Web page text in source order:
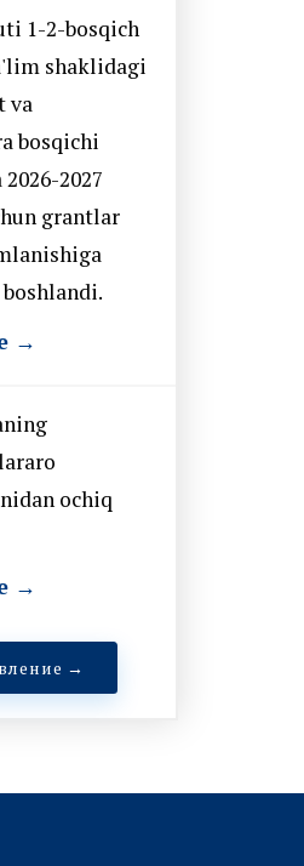
1-2-bosqich
shaklidagi
va
bosqichi
2027
grantlar
→
ochiq
→
→